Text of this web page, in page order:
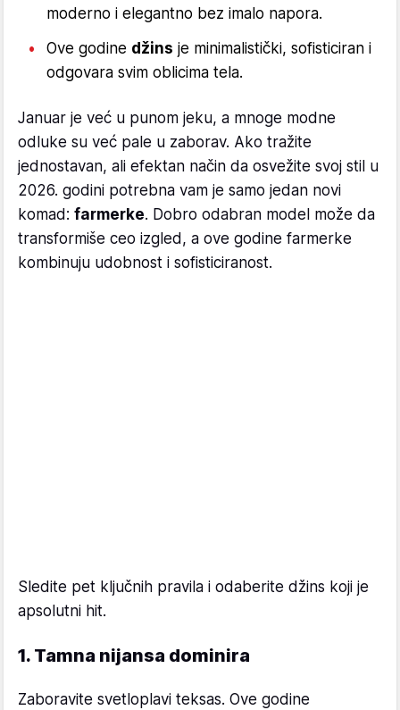
moderno i elegantno bez imalo napora.
Ove godine džins je minimalistički, sofisticiran i
odgovara svim oblicima tela.
Januar je već u punom jeku, a mnoge modne
odluke su već pale u zaborav. Ako tražite
jednostavan, ali efektan način da osvežite svoj stil u
2026. godini potrebna vam je samo jedan novi
komad: farmerke. Dobro odabran model može da
transformiše ceo izgled, a ove godine farmerke
kombinuju udobnost i sofisticiranost.
Sledite pet ključnih pravila i odaberite džins koji je
apsolutni hit.
1. Tamna nijansa dominira
Zaboravite svetloplavi teksas. Ove godine